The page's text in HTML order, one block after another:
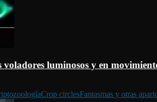
luminosos y en
Crop circlesFantasmas y otras